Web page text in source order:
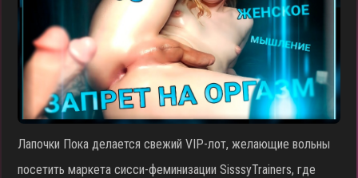
Лапочки Пока делается свежий VIP-лот, желающие вольны
посетить маркета сисси-феминизации SisssyTrainers, где